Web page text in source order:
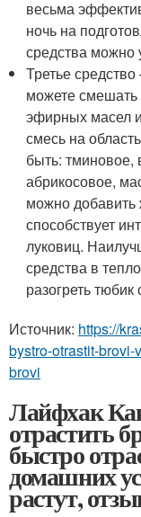
весьма
ночь на
средства можно
Третье
можете смешать
эфирных масел
смесь на
быть: тминовое,
абрикосовое,
можно
способствует
луковиц.
средства в
разогреть
Источник: https://
bystro-otrastit-
brovi
Лайфхак
отрастить
быстро
домашних
растут,